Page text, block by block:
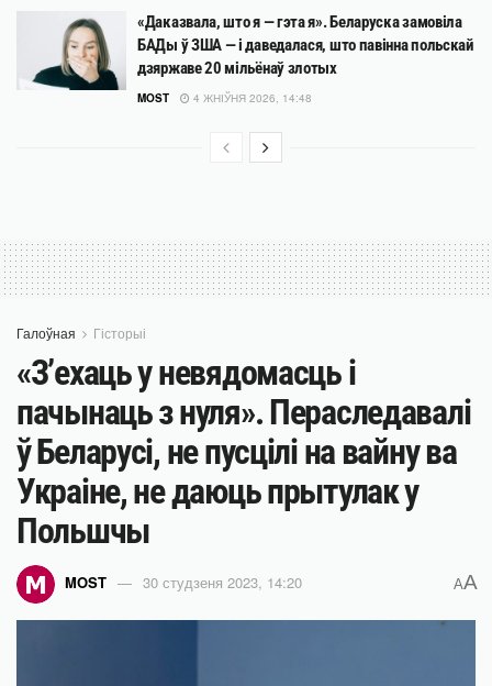
«Даказвала, што я — гэта я». Беларуска замовіла
БАДы ў ЗША — і даведалася, што павінна польскай
дзяржаве 20 мільёнаў злотых
MOST 4 ЖНІЎНЯ 2026, 14:48
Галоўная Гісторыі
«З’ехаць у невядомасць і
пачынаць з нуля». Пераследавалі
ў Беларусі, не пусцілі на вайну ва
Украіне, не даюць прытулак у
Польшчы
MOST 30 студзеня 2023, 14:20 AA